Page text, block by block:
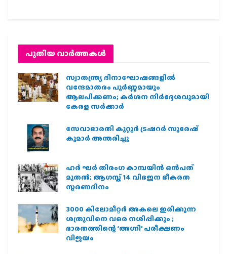
പുതിയ വാര്‍ത്തകള്‍
സ്വാതന്ത്ര്യ ദിനാഘോഷങ്ങളിൽ
വന്ദേമാതരം പൂർണ്ണമായും
ആലപിക്കണം; കർശന നിർദ്ദേശവുമായി
കേരള സർക്കാർ
സേവാഭാരതി കുറ്റൂർ ട്രഷറർ സുരേഷ്
കുമാർ അന്തരിച്ചു
ഹര്‍ ഘര്‍ തിരംഗ കാമ്പയിന്‍ ഒന്‍പത്
മുതല്‍; ആഗസ്ത് 14 വിഭജന ഭീകരത
സ്മരണദിനം
3000 കിലോമീറ്റർ അകലെ ഇരിക്കുന്ന
ശത്രുവിനെ വരെ നശിപ്പിക്കും ;
ഭാരതത്തിന്റെ ‘അഗ്നി’ പരീക്ഷണം
വിജയം